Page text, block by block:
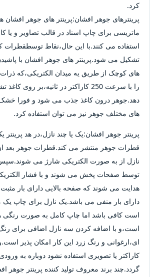
کرد.
پرینترهای جوهر افشان:پرینتر های جوهر افشان
ماتریسی برای چاپ اسناد در قالب تصاویر و یا
استفاده می کنند.با این حال،نقاط
تشکیل می شود.پرینتر های جوهر افشان با
های کوچک از طریق یه میدان الکتریکی،که
را با سرعت 250 کاراکتر در ثانیه،بر روی
دهد.جوهر درون کاغذ جذب می شود و فورا
های مختلف جوهر نیز می توان استفاده کرد.
پرینتر جوهر افشان:یک یا چند نازل،در هد پرینتر
قطرات جوهر منتشر می کند.قطرات جوهر بعد
نازل از به صورت الکتریکی شارژ می
توسط صفحات پخش می شوند و با فشار
هدایت می شوند که صفحه بالایی دارای بار
دارای بار منفی می باشد.یک نازل برای چاپ
است کافی باشد اما چاپ کامل به صورت رنگی
است،و با اضافه کردن سه نازل اضافی برای رنگ
ای،ارغوانی و رنگ زرد این کار امکان پذیر
کاراکتر یا تصویری استفاده نشود دوباره به
گردد.چند برند معروف تولید کننده پرینتر جوهر